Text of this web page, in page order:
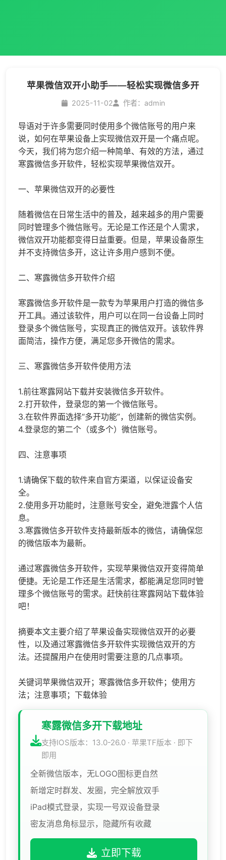
苹果微信双开小助手——轻松实现微信多开
2025-11-02 作者：admin
导语对于许多需要同时使用多个微信账号的用户来
说，如何在苹果设备上实现微信双开是一个痛点呢。
今天，我们将为您介绍一种简单、有效的方法，通过
寒露微信多开软件，轻松实现苹果微信双开。
一、苹果微信双开的必要性
随着微信在日常生活中的普及，越来越多的用户需要
同时管理多个微信账号。无论是工作还是个人需求，
微信双开功能都变得日益重要。但是，苹果设备原生
并不支持微信多开，这让许多用户感到不便。
二、寒露微信多开软件介绍
寒露微信多开软件是一款专为苹果用户打造的微信多
开工具。通过该软件，用户可以在同一台设备上同时
登录多个微信账号，实现真正的微信双开。该软件界
面简洁，操作方便，满足您多开微信的需求。
三、寒露微信多开软件使用方法
1.前往寒露网站下载并安装微信多开软件。
2.打开软件，登录您的第一个微信账号。
3.在软件界面选择“多开功能”，创建新的微信实例。
4.登录您的第二个（或多个）微信账号。
四、注意事项
1.请确保下载的软件来自官方渠道，以保证设备安
全。
2.使用多开功能时，注意账号安全，避免泄露个人信
息。
3.寒露微信多开软件支持最新版本的微信，请确保您
的微信版本为最新。
通过寒露微信多开软件，实现苹果微信双开变得简单
便捷。无论是工作还是生活需求，都能满足您同时管
理多个微信账号的需求。赶快前往寒露网站下载体验
吧！
摘要本文主要介绍了苹果设备实现微信双开的必要
性，以及通过寒露微信多开软件实现微信双开的方
法。还提醒用户在使用时需要注意的几点事项。
关键词苹果微信双开；寒露微信多开软件；使用方
法；注意事项；下载体验
寒露微信多开下载地址
支持IOS版本：13.0-26.0 · 苹果TF版本 · 即下
即用
全新微信版本，无LOGO图标更自然
新增定时群发、发圈，完全解放双手
iPad模式登录，实现一号双设备登录
密友消息角标显示，隐藏所有收藏
立即下载